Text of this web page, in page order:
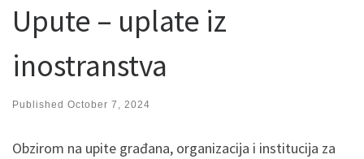
Upute – uplate iz
inostranstva
Published October 7, 2024
Obzirom na upite građana, organizacija i institucija za